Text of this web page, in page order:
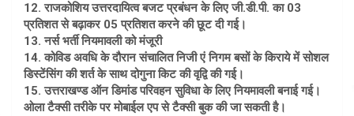
12. राजकोशिय उत्तरदायित्व बजट प्रबंधन के लिए जी.डी.पी. का 03
प्रतिशत से बढ़ाकर 05 प्रतिशत करने की छूट दी गई।
13. नर्स भर्ती नियमावली को मंजूरी
14. कोविड अवधि के दौरान संचालित निजी एं निगम बसों के किराये में सोशल
डिस्टेंसिंग की शर्त के साथ दोगुना किट की वृद्वि की गई।
15. उत्तराखण्ड ऑन डिमांड परिवहन सुविधा के लिए नियमावली बनाई गई।
ओला टैक्सी तरीके पर मोबाईल एप से टैक्सी बुक की जा सकती है।